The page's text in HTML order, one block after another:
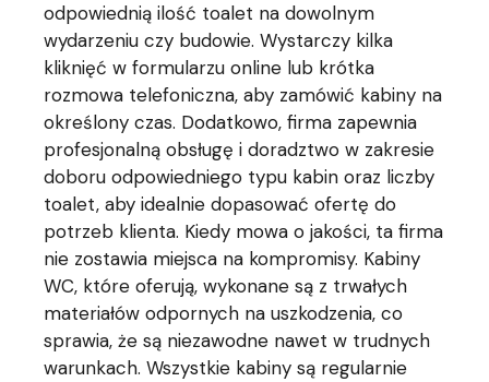
odpowiednią ilość toalet na dowolnym
wydarzeniu czy budowie. Wystarczy kilka
kliknięć w formularzu online lub krótka
rozmowa telefoniczna, aby zamówić kabiny na
określony czas. Dodatkowo, firma zapewnia
profesjonalną obsługę i doradztwo w zakresie
doboru odpowiedniego typu kabin oraz liczby
toalet, aby idealnie dopasować ofertę do
potrzeb klienta. Kiedy mowa o jakości, ta firma
nie zostawia miejsca na kompromisy. Kabiny
WC, które oferują, wykonane są z trwałych
materiałów odpornych na uszkodzenia, co
sprawia, że są niezawodne nawet w trudnych
warunkach. Wszystkie kabiny są regularnie